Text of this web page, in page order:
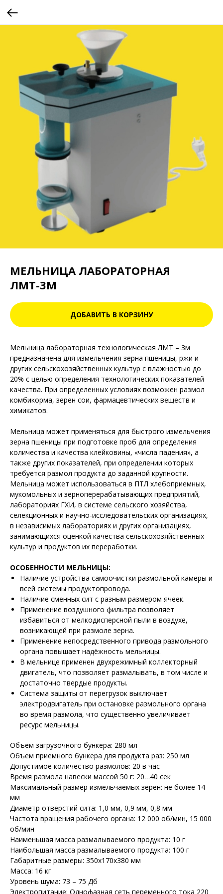
МЕЛЬНИЦА ЛАБОРАТОРНАЯ
ЛМТ-3М
ДОБАВИТЬ В КОРЗИНУ
Мельница лабораторная технологическая ЛМТ – 3м
предназначена для измельчения зерна пшеницы, ржи и
других сельскохозяйственных культур с влажностью до
20% с целью определения технологических показателей
качества. При определенных условиях возможен размол
комбикорма, зерен сои, фармацевтических веществ и
химикатов.
Мельница может применяться для быстрого измельчения
зерна пшеницы при подготовке проб для определения
количества и качества клейковины, «числа падения», а
также других показателей, при определении которых
требуется размол продукта до заданной крупности.
Мельница может использоваться в ПТЛ хлебоприемных,
мукомольных и зерноперерабатывающих предприятий,
лабораториях ГХИ, в системе сельского хозяйства,
селекционных и научно-исследовательских организациях,
в независимых лабораториях и других организациях,
занимающихся оценкой качества сельскохозяйственных
культур и продуктов их переработки.
ОСОБЕННОСТИ МЕЛЬНИЦЫ:
Наличие устройства самоочистки размольной камеры и
всей системы продуктопровода.
Наличие сменных сит с разным размером ячеек.
Применение воздушного фильтра позволяет
избавиться от мелкодисперсной пыли в воздухе,
возникающей при размоле зерна.
Применение непосредственного привода размольного
органа повышает надёжность мельницы.
В мельнице применен двухрежимный коллекторный
двигатель, что позволяет размалывать, в том числе и
достаточно твердые продукты.
Система защиты от перегрузок выключает
электродвигатель при остановке размольного органа
во время размола, что существенно увеличивает
ресурс мельницы.
Объем загрузочного бункера: 280 мл
Объем приемного бункера для продукта раз: 250 мл
Допустимое количество размолов: 20 в час
Время размола навески массой 50 г: 20…40 сек
Максимальный размер измельчаемых зерен: не более 14
мм
Диаметр отверстий сита: 1,0 мм, 0,9 мм, 0,8 мм
Частота вращения рабочего органа: 12 000 об/мин, 15 000
об/мин
Наименьшая масса размалываемого продукта: 10 г
Наибольшая масса размалываемого продукта: 100 г
Габаритные размеры: 350х170х380 мм
Масса: 16 кг
Уровень шума: 73 – 75 Дб
Электропитание: Однофазная сеть переменного тока 220